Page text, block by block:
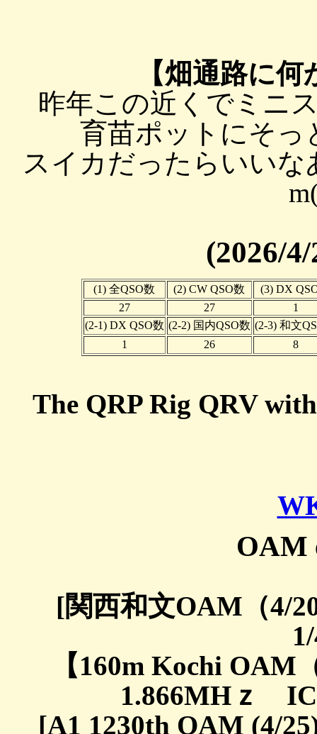
【畑通路に
昨年この近くでミニ
育苗ポットにそっ
スイカだったらいい
(2026/
(1) 全QSO数 (2) CW QSO数
(3) DX
27
27
1
(2-1) DX QSO数 (2-2) 国内QSO数 (2-3) 和文
1
26 8
The QRP Rig QRV
OAM
[関西和文OAM（4/
【160m Kochi
1.866MHｚ
[A1 1230th OAM (4/